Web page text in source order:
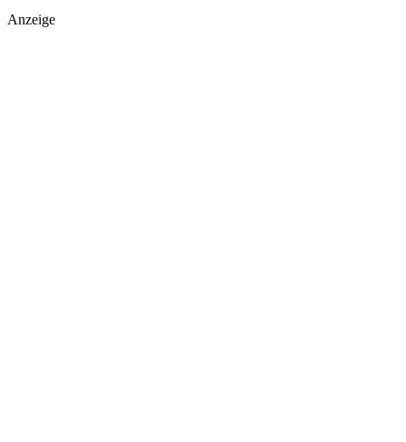
Anzeige